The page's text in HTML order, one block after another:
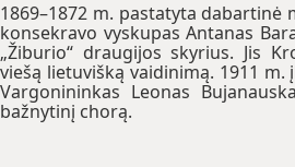
1869–1872 m. pastatyta dabartinė
konsekravo vyskupas Antanas
„Žiburio“ draugijos skyrius. Jis
viešą lietuvišką vaidinimą. 1911
Vargonininkas Leonas
bažnytinį chorą.